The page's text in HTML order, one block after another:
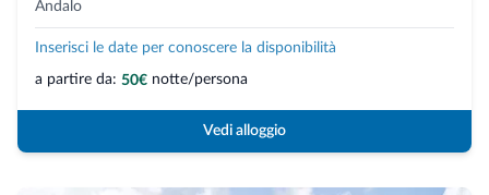
Andalo
Inserisci le date per conoscere la disponibilità
a partire da: 50€ notte/persona
Vedi alloggio